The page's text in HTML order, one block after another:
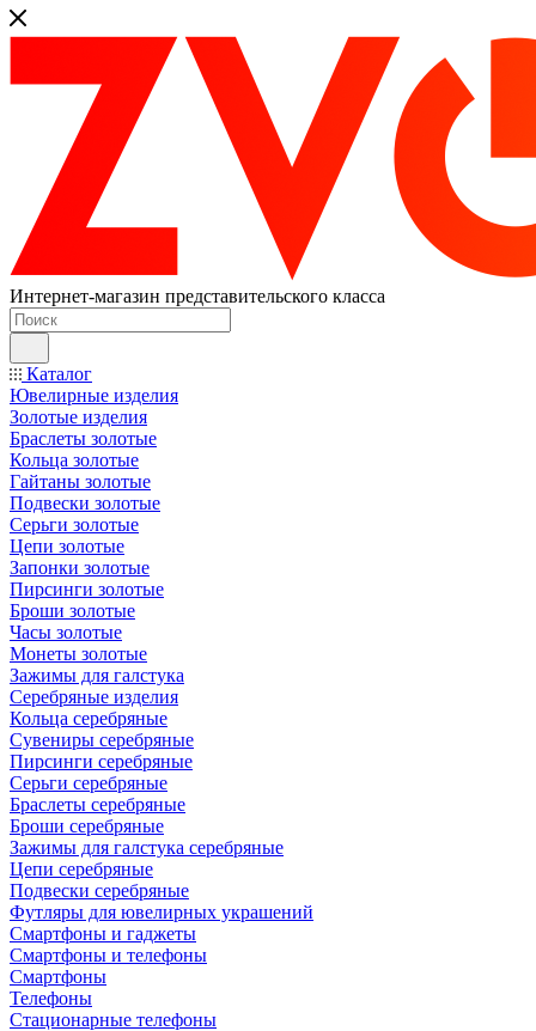
Интернет-магазин представительского класса
Каталог
Ювелирные изделия
Золотые изделия
Браслеты золотые
Кольца золотые
Гайтаны золотые
Подвески золотые
Серьги золотые
Цепи золотые
Запонки золотые
Пирсинги золотые
Броши золотые
Часы золотые
Монеты золотые
Зажимы для галстука
Серебряные изделия
Кольца серебряные
Сувениры серебряные
Пирсинги серебряные
Серьги серебряные
Браслеты серебряные
Броши серебряные
Зажимы для галстука серебряные
Цепи серебряные
Подвески серебряные
Футляры для ювелирных украшений
Смартфоны и гаджеты
Смартфоны и телефоны
Смартфоны
Телефоны
Стационарные телефоны